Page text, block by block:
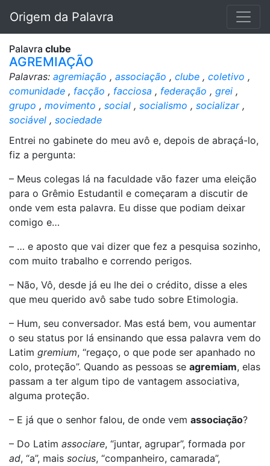
Origem da Palavra
Palavra clube
AGREMIAÇÃO
Palavras: agremiação , associação , clube , coletivo ,
comunidade , facção , facciosa , federação , grei ,
grupo , movimento , social , socialismo , socializar,
sociável , sociedade
Entrei no gabinete do meu avô e, depois de abraçá-lo,
fiz a pergunta:
– Meus colegas lá na faculdade vão fazer uma eleição
para o Grêmio Estudantil e começaram a discutir de
onde vem esta palavra. Eu disse que podiam deixar
comigo e…
– … e aposto que vai dizer que fez a pesquisa sozinho,
com muito trabalho e correndo perigos.
– Não, Vô, desde já eu lhe dei o crédito, disse a eles
que meu querido avô sabe tudo sobre Etimologia.
– Hum, seu conversador. Mas está bem, vou aumentar
o seu status por lá ensinando que essa palavra vem do
Latim gremium, “regaço, o que pode ser apanhado no
colo, proteção”. Quando as pessoas se agremiam, elas
passam a ter algum tipo de vantagem associativa,
alguma proteção.
– E já que o senhor falou, de onde vem associação?
– Do Latim associare, “juntar, agrupar”, formada por
ad, “a”, mais socius, “companheiro, camarada”,